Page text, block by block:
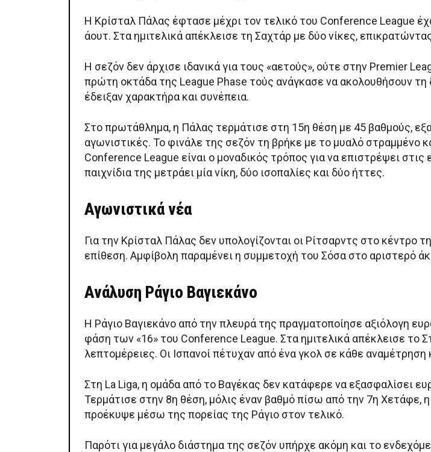
Η Κρίσταλ Πάλας έφτασε μέχρι τον τελικό του Conference League
άουτ. Στα ημιτελικά απέκλεισε τη Σαχτάρ με δύο νίκες,
Η σεζόν δεν άρχισε ιδανικά για τους «αετούς», ούτε στην Premier
πρώτη οκτάδα της League Phase τούς ανάγκασε να ακολουθήσουν
έδειξαν χαρακτήρα και συνέπεια.
Στο πρωτάθλημα, η Πάλας τερμάτισε στη 15η θέση με 45 βαθμούς,
αγωνιστικές. Το φινάλε της σεζόν τη βρήκε με το μυαλό στραμμένο
Conference League είναι ο μοναδικός τρόπος για να επιστρέψει
παιχνίδια της μετράει μία νίκη, δύο ισοπαλίες και δύο ήττες.
Αγωνιστικά νέα
Για την Κρίσταλ Πάλας δεν υπολογίζονται οι Ρίτσαρντς στο κέντρο
επίθεση. Αμφίβολη παραμένει η συμμετοχή του Σόσα στο αριστερό
Ανάλυση Ράγιο Βαγιεκάνο
Η Ράγιο Βαγιεκάνο από την πλευρά της πραγματοποίησε αξιόλογη
φάση των «16» του Conference League. Στα ημιτελικά απέκλεισε το
λεπτομέρειες. Οι Ισπανοί πέτυχαν από ένα γκολ σε κάθε
Στη La Liga, η ομάδα από το Βαγέκας δεν κατάφερε να εξασφαλίσει
Τερμάτισε στην 8η θέση, μόλις έναν βαθμό πίσω από την 7η
προέκυψε μέσω της πορείας της Ράγιο στον τελικό.
Παρότι για μεγάλο διάστημα της σεζόν υπήρχε ακόμη και το